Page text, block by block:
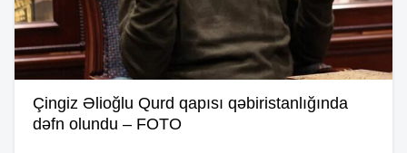
Çingiz Əlioğlu Qurd qapısı qəbiristanlığında
dəfn olundu – FOTO